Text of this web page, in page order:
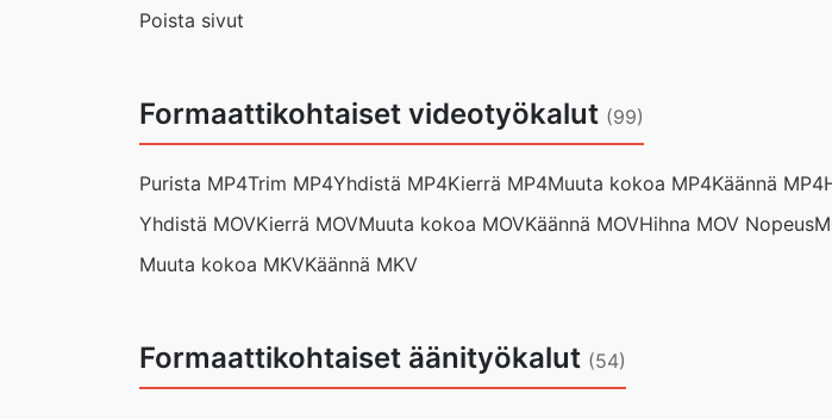
Poista sivut
Formaattikohtaiset videotyökalut (99)
Purista MP4Trim MP4Yhdistä MP4Kierrä MP4Muuta kokoa MP4Käännä MP4
Yhdistä MOVKierrä MOVMuuta kokoa MOVKäännä MOVHihna MOV Nopeus
Muuta kokoa MKVKäännä MKV
Formaattikohtaiset äänityökalut (54)